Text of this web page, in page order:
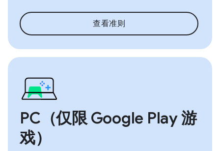
查看准则
PC（仅限 Google Play 游
戏）